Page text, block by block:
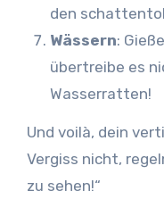
den
Wässern:
übertreibe es
Wasserratten!
Und voilà, dein
Vergiss nicht,
zu sehen!“